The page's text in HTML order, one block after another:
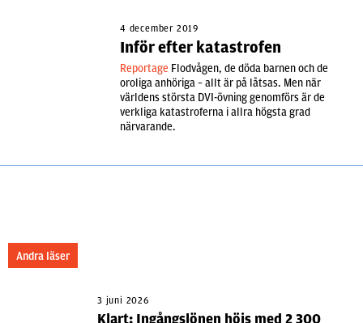
4 december 2019
Inför efter katastrofen
Reportage Flodvågen, de döda barnen och de
oroliga anhöriga – allt är på låtsas. Men när
världens största DVI-övning genomförs är de
verkliga katastroferna i allra högsta grad
närvarande.
Andra läser
3 juni 2026
Klart: Ingångslönen höjs med 2 300